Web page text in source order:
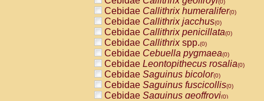
(0)
Cebidae Callithrix humeralifer(0)
Cebidae Callithrix jacchus(0)
Cebidae Callithrix penicillata(0)
Cebidae Callithrixspp.(0)
Cebidae Cebuella pygmaea(0)
Cebidae Leontopithecus rosalia(0)
Cebidae Saguinus bicolor(0)
Cebidae Saguinus fuscicollis(0)
Cebidae Saguinus geoffroyi(0)